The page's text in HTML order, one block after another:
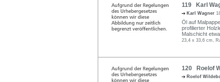
119 Karl
Karl Wagner
Öl auf
profilierter
Malschicht
23,4 x 33,6 cm,
120 Roelof
Roelof